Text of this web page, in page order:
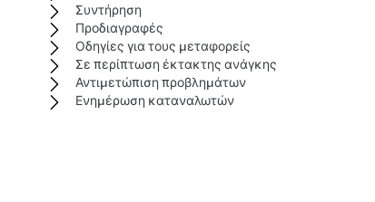
Συντήρηση
Προδιαγραφές
Οδηγίες για τους μεταφορείς
Σε περίπτωση έκτακτης ανάγκης
Αντιμετώπιση προβλημάτων
Ενημέρωση καταναλωτών